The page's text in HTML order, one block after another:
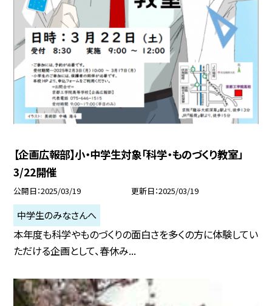
【企画広報部】小・中学生対象「科学・ものづくり教室」
3/22開催
公開日 2025/03/19 更新日 2025/03/19
中学生のみなさんへ
本年度も科学やものづくりの面白さを多くの方に体験してい
ただける企画として、春休み...